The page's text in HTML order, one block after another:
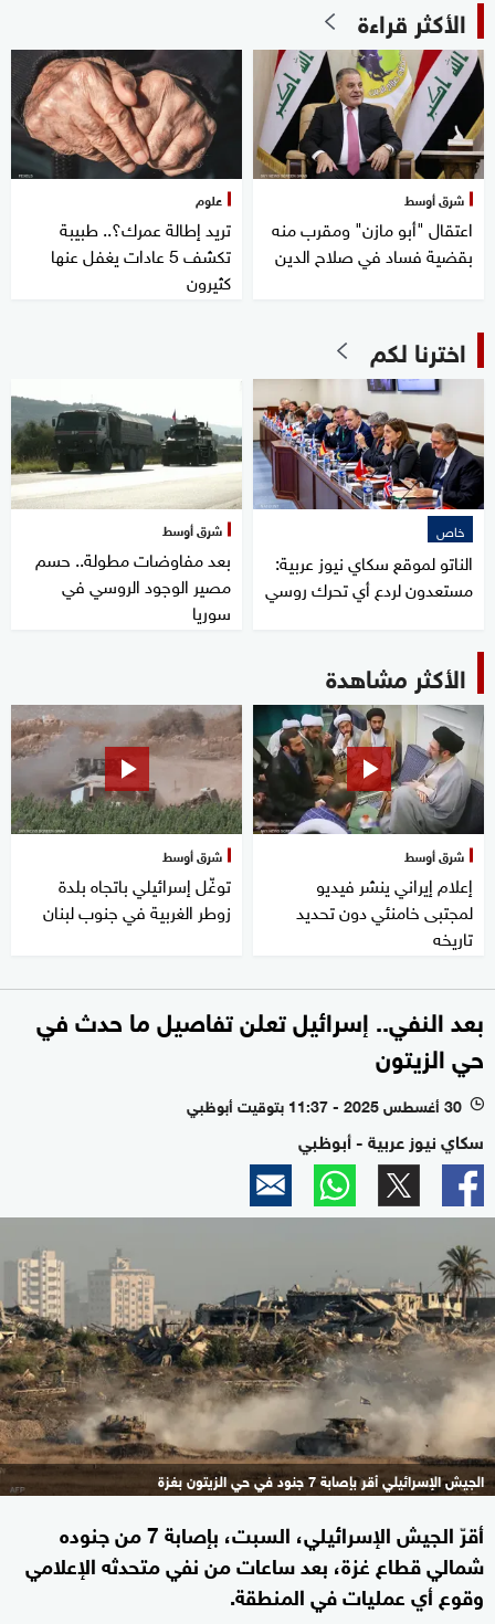
الأكثر قراءة
شرق أوسط
اعتقال "أبو مازن" ومقرب منه
بقضية فساد في صلاح الدين
علوم
تريد إطالة عمرك؟.. طبيبة
تكشف 5 عادات يغفل عنها
كثيرون
اخترنا لكم
خاص
الناتو لموقع سكاي نيوز عربية:
مستعدون لردع أي تحرك روسي
شرق أوسط
بعد مفاوضات مطولة.. حسم
مصير الوجود الروسي في
سوريا
الأكثر مشاهدة
شرق أوسط
إعلام إيراني ينشر فيديو
لمجتبى خامنئي دون تحديد
تاريخه
شرق أوسط
توغّل إسرائيلي باتجاه بلدة
زوطر الغربية في جنوب لبنان
بعد النفي.. إسرائيل تعلن تفاصيل ما حدث في
حي الزيتون
l 30 أغسطس 2025 - 11:37 بتوقيت أبوظبي
سكاي نيوز عربية - أبوظبي
الجيش الإسرائيلي أقر بإصابة 7 جنود في حي الزيتون بغزة
أقرّ الجيش الإسرائيلي، السبت، بإصابة 7 من جنوده
شمالي قطاع غزة، بعد ساعات من نفي متحدثه الإعلامي
وقوع أي عمليات في المنطقة.